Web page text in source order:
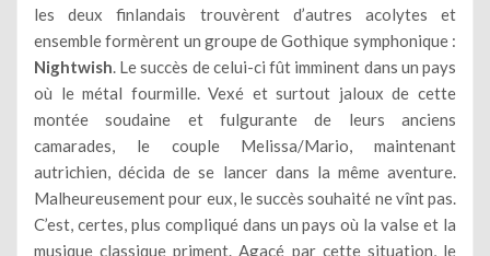
les deux finlandais trouvèrent d’autres acolytes et
ensemble formèrent un groupe de Gothique symphonique :
Nightwish. Le succès de celui-ci fût imminent dans un pays
où le métal fourmille. Vexé et surtout jaloux de cette
montée soudaine et fulgurante de leurs anciens
camarades, le couple Melissa/Mario, maintenant
autrichien, décida de se lancer dans la même aventure.
Malheureusement pour eux, le succès souhaité ne vînt pas.
C’est, certes, plus compliqué dans un pays où la valse et la
musique classique priment. Agacé par cette situation, le